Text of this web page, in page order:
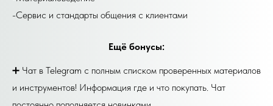
-Сервис и стандарты общения с клиентами
Ещё бонусы:
➕ Чат в Telegram с полным списком проверенных материалов
и инструментов! Информация где и что покупать. Чат